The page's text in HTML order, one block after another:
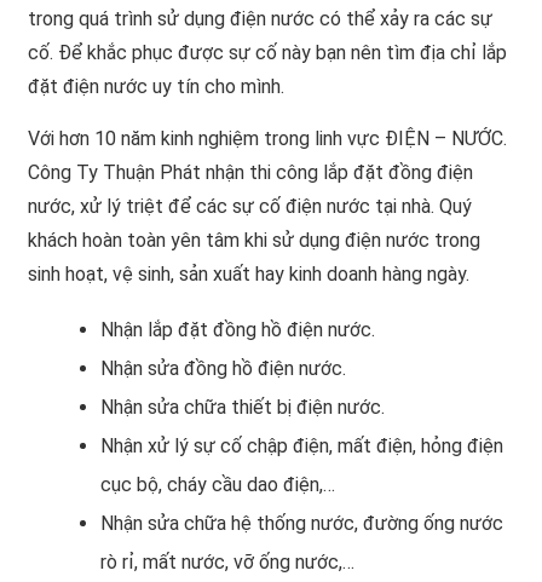
trong quá trình sử dụng điện nước có thể xảy ra các sự
cố. Để khắc phục được sự cố này bạn nên tìm địa chỉ lắp
đặt điện nước uy tín cho mình.
Với hơn 10 năm kinh nghiệm trong linh vực ĐIỆN – NƯỚC.
Công Ty Thuận Phát nhận thi công lắp đặt đồng điện
nước, xử lý triệt để các sự cố điện nước tại nhà. Quý
khách hoàn toàn yên tâm khi sử dụng điện nước trong
sinh hoạt, vệ sinh, sản xuất hay kinh doanh hàng ngày.
Nhận lắp đặt đồng hồ điện nước.
Nhận sửa đồng hồ điện nước.
Nhận sửa chữa thiết bị điện nước.
Nhận xử lý sự cố chập điện, mất điện, hỏng điện
cục bộ, cháy cầu dao điện,…
Nhận sửa chữa hệ thống nước, đường ống nước
rò rỉ, mất nước, vỡ ống nước,…